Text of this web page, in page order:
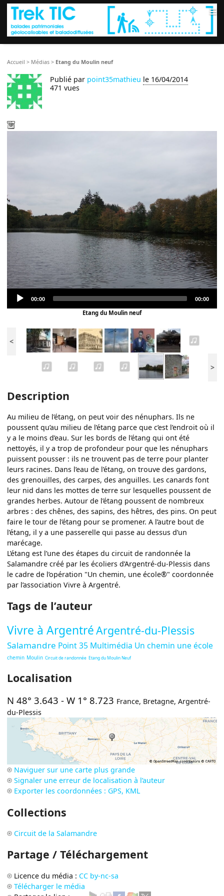
≡
Accueil > Médias > Etang du Moulin neuf
Publié par point35mathieu le 16/04/2014
471 vues
Player
Current
00:00
Total
00:00
Etang du Moulin neuf
<
>
Description
Au milieu de l’étang, on peut voir des nénuphars. Ils ne
poussent qu’au milieu de l’étang parce que c’est l’endroit où il
y a le moins d’eau. Sur les bords de l’étang qui ont été
nettoyés, il y a trop de profondeur pour que les nénuphars
puissent pousser : ils ne trouvent pas de terre pour planter
leurs racines. Dans l’eau de l’étang, on trouve des gardons,
des grenouilles, des carpes, des anguilles. Les canards font
leur nid dans les mottes de terre sur lesquelles poussent de
grandes herbes. Autour de l’étang poussent de nombreux
arbres : des chênes, des sapins, des hêtres, des pins. On peut
faire le tour de l’étang pour se promener. A l’autre bout de
l’étang, il y a une passerelle qui passe au dessus d’un
marécage.
L’étang est l’une des étapes du circuit de randonnée la
Salamandre créé par les écoliers d’Argentré-du-Plessis dans
le cadre de l’opération "Un chemin, une école®" coordonnée
par l’association Vivre à Argentré.
Tags de l’auteur
Vivre à ArgentréArgentré-du-Plessis
Salamandre Point 35 Multimédia Un chemin une école
chemin Moulin Circuit de randonnée Etang du Moulin Neuf
Localisation
N 48° 3.643 -W 1° 8.723 France, Bretagne,Argentré-
du-Plessis
Naviguer sur une carte plus grande
Signaler une erreur de localisation à l’auteur
Exporter les coordonnées : GPS, KML
Collections
Circuit de la Salamandre
Partage / Téléchargement
Licence du média : CC by-nc-sa
Télécharger le média